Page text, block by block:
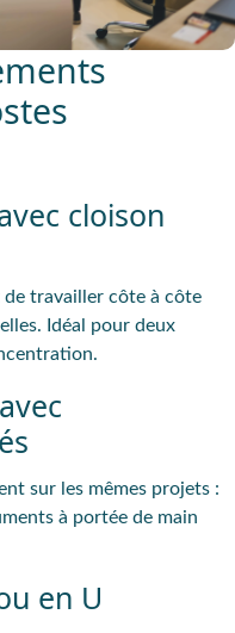
cloison
de travailler côte à côte
Idéal pour deux
sur les mêmes projets :
à portée de main
en U